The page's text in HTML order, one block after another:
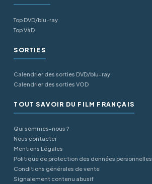
Top DVD/blu-ray
Top VàD
SORTIES
Calendrier des sorties DVD/blu-ray
Calendrier des sorties VOD
TOUT SAVOIR DU FILM FRANÇAIS
Qui sommes-nous ?
Nous contacter
Mentions Légales
Politique de protection des données personnelles
Conditions générales de vente
Signalement contenu abusif